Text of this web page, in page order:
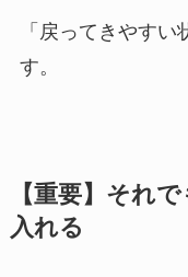
「戻ってきやす
す。
【重要】それ
入れる